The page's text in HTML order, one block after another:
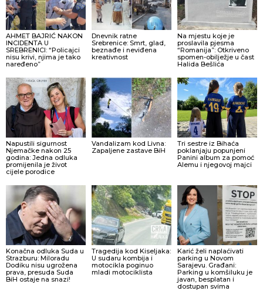
AHMET BAJRIĆ NAKON
INCIDENTA U
SREBRENICI: “Policajci
nisu krivi, njima je tako
naređeno”
Dnevnik ratne
Srebrenice: Smrt, glad,
beznađe i neviđena
kreativnost
Na mjestu koje je
proslavila pjesma
“Romanija”: Otkriveno
spomen-obilježje u čast
Halida Bešlića
Napustili sigurnost
Njemačke nakon 25
godina: Jedna odluka
promijenila je život
cijele porodice
Vandalizam kod Livna:
Zapaljene zastave BiH
Tri sestre iz Bihaća
poklanjaju popunjeni
Panini album za pomoć
Alemu i njegovoj majci
Konačna odluka Suda u
Strazburu: Miloradu
Dodiku nisu ugrožena
prava, presuda Suda
BiH ostaje na snazi!
Tragedija kod Kiseljaka:
U sudaru kombija i
motocikla poginuo
mladi motociklista
Karić želi naplaćivati
parking u Novom
Sarajevu. Građani:
Parking u komšiluku je
javan, besplatan i
dostupan svima